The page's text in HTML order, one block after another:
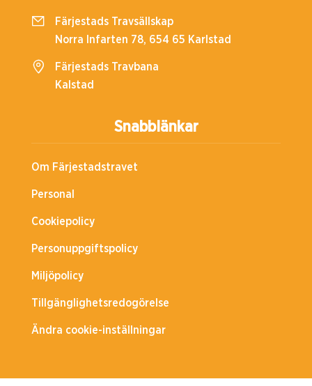
Snabblänkar
Om Färjestadstravet
Personal
Cookiepolicy
Personuppgiftspolicy
Miljöpolicy
Tillgänglighetsredogörelse
Ändra cookie-inställningar
Färjestads Travsällskap
Norra Infarten 78, 654 65 Karlstad
Färjestads Travbana
Kalstad